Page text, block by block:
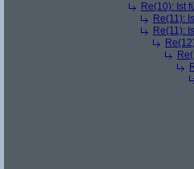
Re(10): Ist
Re(11):
Re(11):